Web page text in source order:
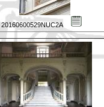
20160600529NUC2A